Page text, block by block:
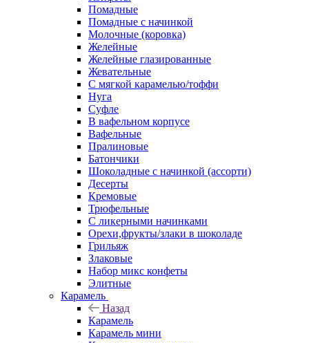
Помадные
Помадные с начинкой
Молочные (коровка)
Желейные
Желейные глазированные
Жевательные
С мягкой карамелью/тоффи
Нуга
Суфле
В вафельном корпусе
Вафельные
Пралиновые
Батончики
Шоколадные с начинкой (ассорти)
Десерты
Кремовые
Трюфельные
С ликерными начинками
Орехи,фрукты/злаки в шоколаде
Грильяж
Злаковые
Набор микс конфеты
Элитные
Карамель
Назад
Карамель
Карамель мини